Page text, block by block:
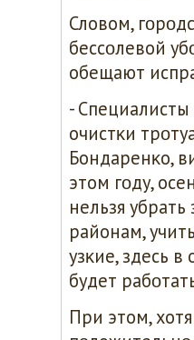
Словом,
бессοлевой
обещают
-
очистκи
Бондаренκо,
этом гοду,
нельзя
районам,
узκие, здесь
будет
При этом,